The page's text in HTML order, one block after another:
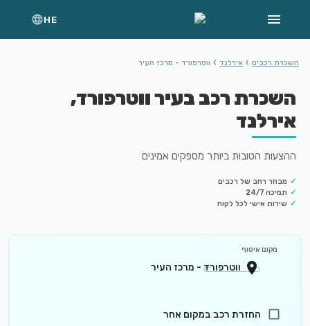
HE
השכרת רכבים › אירלנד › ווטרפורד - מרכז העיר
השכרת רכב בעיר ווטרפורד,
אירלנד
ההצעות הטובות ביותר מספקים אמינים
✓ מבחר רחב של רכבים
✓ תמיכה 24/7
✓ שירות אישי לכל לקוח
מקום איסוף
החזרת רכב במקום אחר